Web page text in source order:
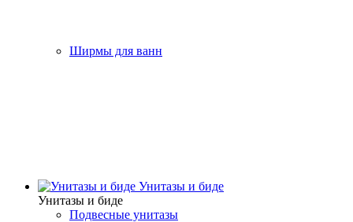
Ширмы для ванн
Унитазы и биде
Унитазы и биде
Подвесные унитазы